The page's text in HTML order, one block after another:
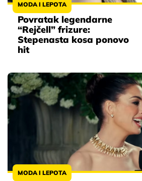
MODA I LEPOTA
Povratak legendarne
“Rejčell” frizure:
Stepenasta kosa ponovo
hit
MODA I LEPOTA